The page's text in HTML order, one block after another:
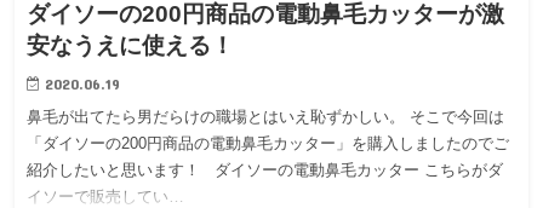
ダイソーの200円商品の電動鼻毛カッターが激
安なうえに使える！
2020.06.19
鼻毛が出てたら男だらけの職場とはいえ恥ずかしい。 そこで今回は
「ダイソーの200円商品の電動鼻毛カッター」を購入しましたのでご
紹介したいと思います！ ダイソーの電動鼻毛カッター こちらがダ
イソーで販売してい…